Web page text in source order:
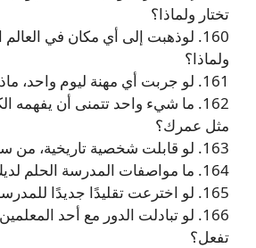
تختار ولماذا؟
160. لوذهبت إلى أي مكان في
ولماذا؟
161. لو جربت أي مهنة ليوم واحد، ماذا تختار ولماذا؟
162. ما شيء واحد تتمنى أن يفهمه
مثل عمرك؟
163. لو قابلت شخصية تاريخية، من ستكون ولماذا؟
164. ما مواصفات المدرسة الحلم لديك؟
165. لو اخترعت تقليدًا جديدًا للمدرسة، ماذا سيكون؟
166. لو تبادلت الدور مع أحد
تفعل؟